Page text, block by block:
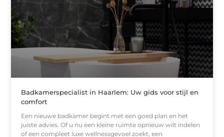
Badkamerspecialist in Haarlem: Uw gids voor stijl en
comfort
Een nieuwe badkamer begint met een goed plan en het
juiste advies. Of u nu een kleine ruimte opnieuw wilt indelen
of een compleet luxe wellnessgevoel zoekt, een